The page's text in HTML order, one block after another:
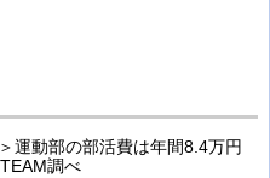
運動部の部活費は年間8.4万円
調べ